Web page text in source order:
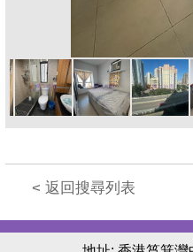
< 返回搜尋列表